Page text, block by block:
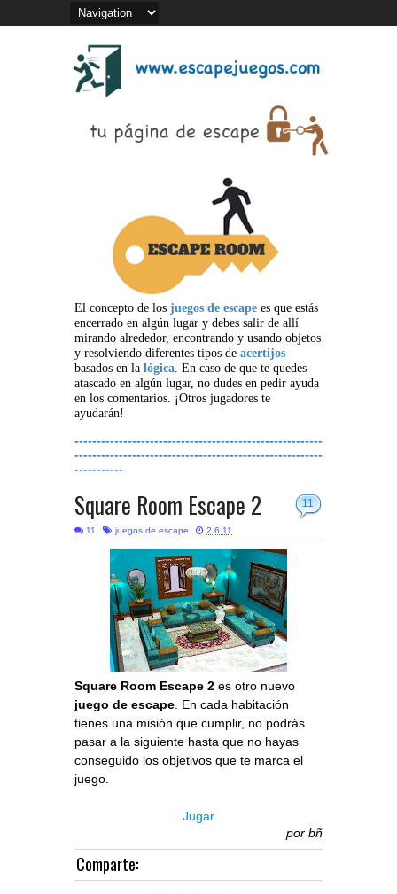
El concepto de los juegos de escape es que estás
encerrado en algún lugar y debes salir de allí
mirando alrededor, encontrando y usando objetos
y resolviendo diferentes tipos de acertijos
basados en la lógica. En caso de que te quedes
atascado en algún lugar, no dudes en pedir ayuda
en los comentarios. ¡Otros jugadores te
ayudarán!
--------------------------------------------------------
--------------------------------------------------------
-----------
11
Square Room Escape 2
11 juegos de escape 2.6.11
Square Room Escape 2 es otro nuevo
juego de escape. En cada habitación
tienes una misión que cumplir, no podrás
pasar a la siguiente hasta que no hayas
conseguido los objetivos que te marca el
juego.
Jugar
por bñ
Comparte: